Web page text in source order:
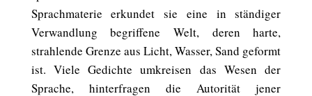
Sprachmaterie erkundet sie eine in ständiger
Verwandlung begriffene Welt, deren harte,
strahlende Grenze aus Licht, Wasser, Sand geformt
ist. Viele Gedichte umkreisen das Wesen der
Sprache, hinterfragen die Autorität jener